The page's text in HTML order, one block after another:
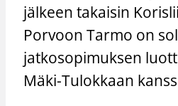
jälkeen takaisin
Porvoon Tarmo on
jatkosopimuksen
Mäki-Tulokkaan